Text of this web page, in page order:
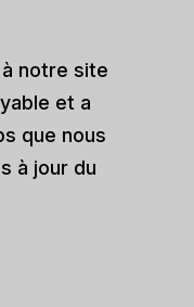
notre site
et a
que nous
à jour du